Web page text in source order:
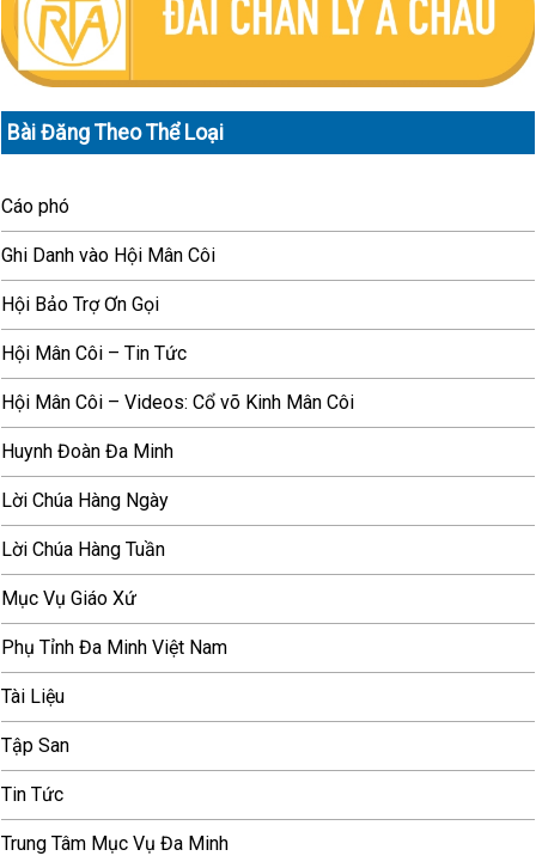
Bài Đăng Theo Thể Loại
Cáo phó
Ghi Danh vào Hội Mân Côi
Hội Bảo Trợ Ơn Gọi
Hội Mân Côi – Tin Tức
Hội Mân Côi – Videos: Cổ võ Kinh Mân Côi
Huynh Đoàn Đa Minh
Lời Chúa Hàng Ngày
Lời Chúa Hàng Tuần
Mục Vụ Giáo Xứ
Phụ Tỉnh Đa Minh Việt Nam
Tài Liệu
Tập San
Tin Tức
Trung Tâm Mục Vụ Đa Minh